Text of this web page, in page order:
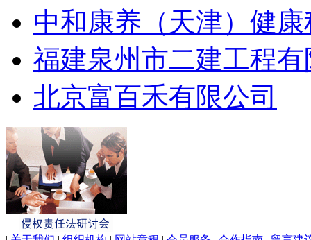
中和康养（天津）健
福建泉州市二建工程
北京富百禾有限公司